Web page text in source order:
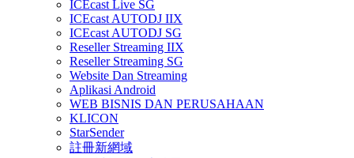
ICEcast Live SG
ICEcast AUTODJ IIX
ICEcast AUTODJ SG
Reseller Streaming IIX
Reseller Streaming SG
Website Dan Streaming
Aplikasi Android
WEB BISNIS DAN PERUSAHAAN
KLICON
StarSender
註冊新網域